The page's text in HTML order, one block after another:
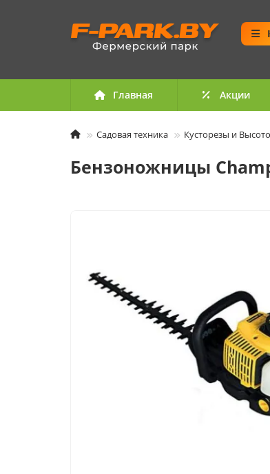
Главная Акции
Садовая техника Кусторезы и
Бензоножницы